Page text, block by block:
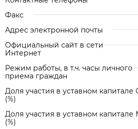
Факс
Адрес электронной почты
Официальный сайт в сети
Интернет
Режим работы, в т.ч. часы личного
приема граждан
Доля участия в уставном капитале
(%)
Доля участия в уставном
(%)